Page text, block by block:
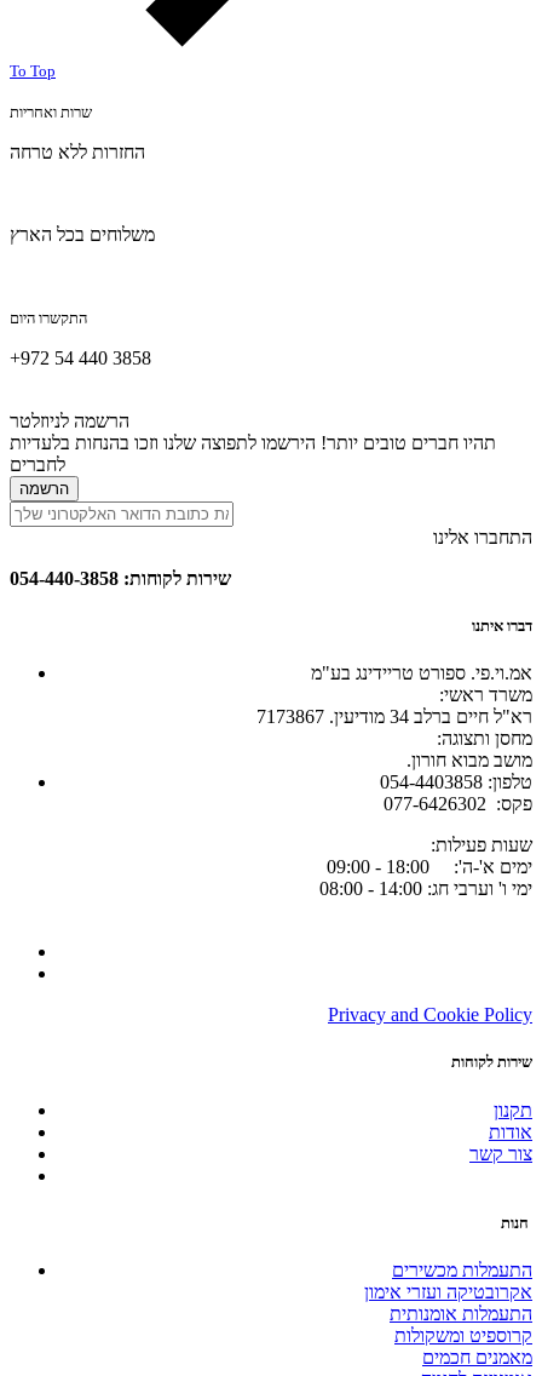
To Top
שרות ואחריות
החזרות ללא טרחה
משלוחים בכל הארץ
התקשרו היום
+972 54 440 3858
הרשמה לניוזלטר
תהיו חברים טובים יותר! הירשמו לתפוצה שלנו וזכו בהנחות בלעדיות
לחברים
הרשמה
התחברו אלינו
שירות לקוחות: 054-440-3858
דברו איתנו
אמ.וי.פי. ספורט טריידינג בע"מ
:משרד ראשי
רא"ל חיים ברלב 34 מודיעין. 7173867
:מחסן ותצוגה
.מושב מבוא חורון
054-4403858 :טלפון
077-6426302 :פקס
:שעות פעילות
ימים א'-ה': 18:00 - 09:00
ימי ו' וערבי חג: 14:00 - 08:00
Privacy and Cookie Policy
שירות לקוחות
תקנון
אודות
צור קשר
התעמלות מכשירים
אקרובטיקה ועזרי אימון
התעמלות אומנותית
קרוספיט ומשקולות
מאמנים חכמים